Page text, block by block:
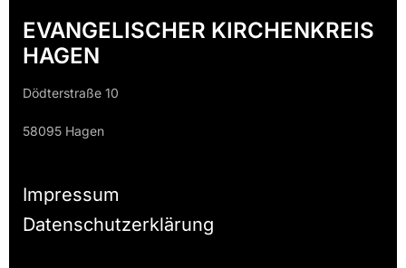
EVANGELISCHER KIRCHENKREIS
HAGEN
Dödterstraße 10
58095 Hagen
Impressum
Datenschutzerklärung